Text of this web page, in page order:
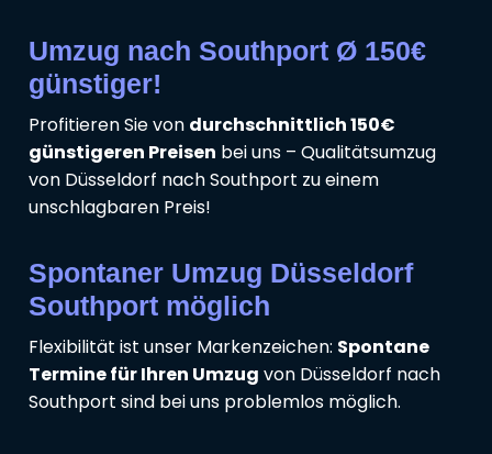
Umzug nach Southport Ø 150€
günstiger!
Profitieren Sie von durchschnittlich 150€
günstigeren Preisen bei uns – Qualitätsumzug
von Düsseldorf nach Southport zu einem
unschlagbaren Preis!
Spontaner Umzug Düsseldorf
Southport möglich
Flexibilität ist unser Markenzeichen: Spontane
Termine für Ihren Umzug von Düsseldorf nach
Southport sind bei uns problemlos möglich.